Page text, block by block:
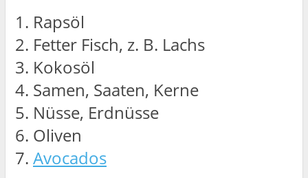
Rapsöl
Fetter Fisch, z. B. Lachs
Kokosöl
Samen, Saaten, Kerne
Nüsse, Erdnüsse
Oliven
Avocados